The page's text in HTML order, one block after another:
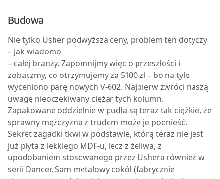
Budowa
Nie tylko Usher podwyższa ceny, problem ten dotyczy
– jak wiadomo
– całej branży. Zapomnijmy więc o przeszłości i
zobaczmy, co otrzymujemy za 5100 zł – bo na tyle
wyceniono parę nowych V-602. Najpierw zwróci naszą
uwagę nieoczekiwany ciężar tych kolumn.
Zapakowane oddzielnie w pudła są teraz tak ciężkie, że
sprawny mężczyzna z trudem może je podnieść.
Sekret zagadki tkwi w podstawie, którą teraz nie jest
już płyta z lekkiego MDF-u, lecz z żeliwa, z
upodobaniem stosowanego przez Ushera również w
serii Dancer. Sam metalowy cokół (fabrycznie